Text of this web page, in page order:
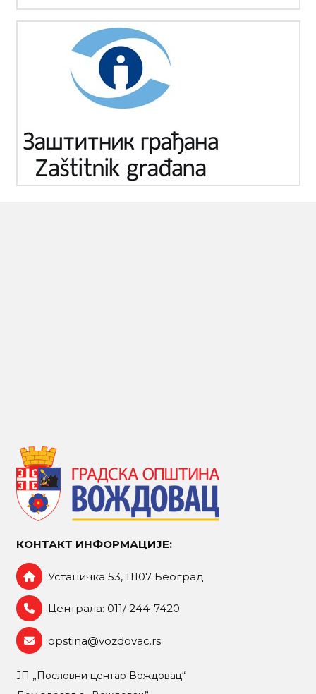
КОНТАКТ ИНФОРМАЦИЈЕ:
Устаничка 53, 11107 Београд
Централа: 011/ 244-7420
opstina@vozdovac.rs
ЈП „Пословни центар Вождовац“